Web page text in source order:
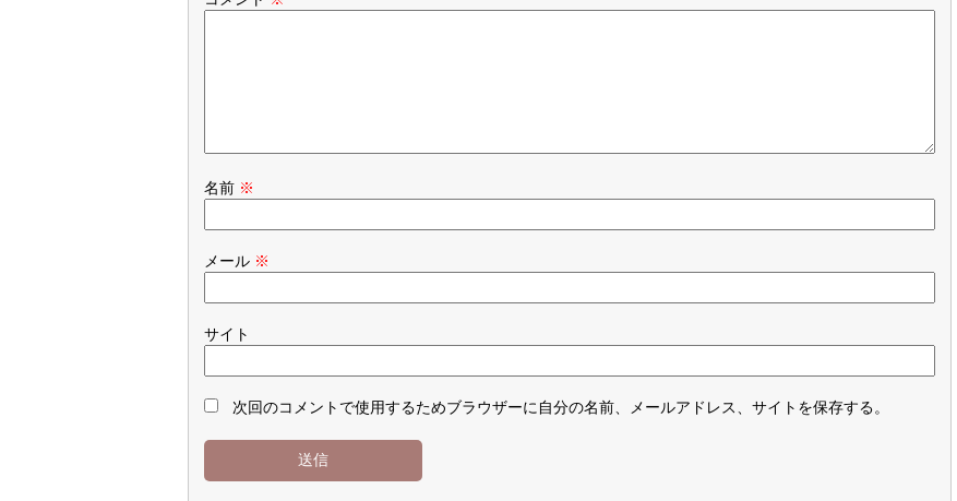
名前 ※
メール ※
サイト
次回のコメントで使用するためブラウザーに自分の名前、メールアドレス、サイトを保存する。